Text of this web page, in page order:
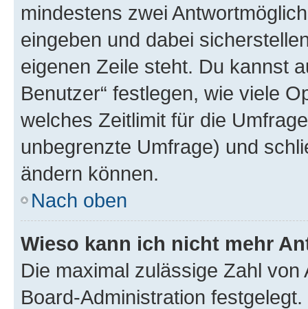
mindestens zwei
eingeben und dabei
eigenen Zeile steht. Du kannst
Benutzer“ festlegen, wie viele
welches Zeitlimit für die
unbegrenzte Umfrage) und
ändern können.
Nach oben
Wieso kann ich nicht mehr
Die maximal zulässige Zahl
Board-Administration